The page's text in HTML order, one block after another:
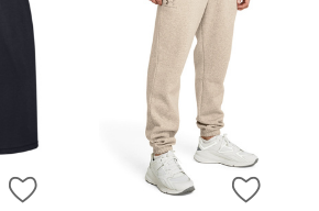
ZUR WUNSCHLISTE HINZUFÜGEN
ZUR